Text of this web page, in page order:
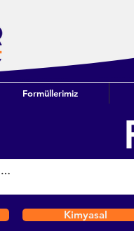
Formüllerimiz
Kimyasal